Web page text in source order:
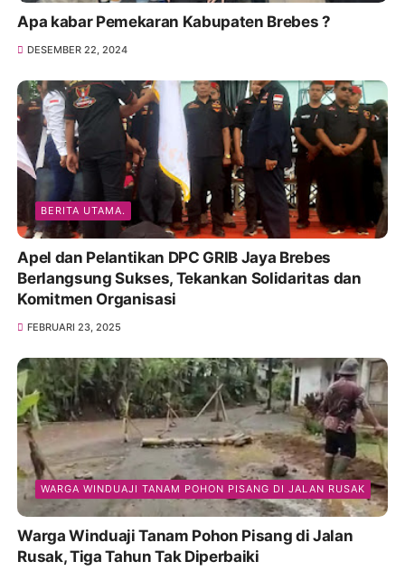
Apa kabar Pemekaran Kabupaten Brebes ?
DESEMBER 22, 2024
BERITA UTAMA.
Apel dan Pelantikan DPC GRIB Jaya Brebes
Berlangsung Sukses, Tekankan Solidaritas dan
Komitmen Organisasi
FEBRUARI 23, 2025
WARGA WINDUAJI TANAM POHON PISANG DI JALAN RUSAK
Warga Winduaji Tanam Pohon Pisang di Jalan
Rusak, Tiga Tahun Tak Diperbaiki